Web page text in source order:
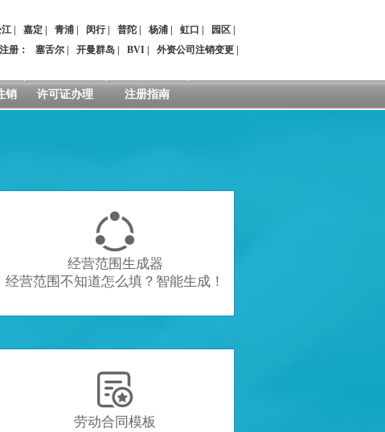
嘉定 青浦 闵行| 普陀 杨浦 虹口 园区
册 ： 塞舌尔 开曼群岛 BVI 外资公司注销变更
销 许可证办理 注册指南

经营范围生成器
经营范围不知道怎么填？智能生成！

劳动合同模板